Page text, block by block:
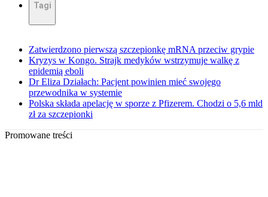
Tagi
Zatwierdzono pierwszą szczepionkę mRNA przeciw grypie
Kryzys w Kongo. Strajk medyków wstrzymuje walkę z
epidemią eboli
Dr Eliza Działach: Pacjent powinien mieć swojego
przewodnika w systemie
Polska składa apelację w sporze z Pfizerem. Chodzi o 5,6 mld
zł za szczepionki
Promowane treści